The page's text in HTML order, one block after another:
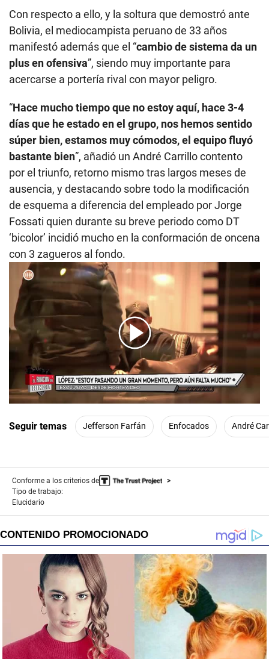
Con respecto a ello, y la soltura que demostró ante
Bolivia, el mediocampista peruano de 33 años
manifestó además que el “cambio de sistema da un
plus en ofensiva”, siendo muy importante para
acercarse a portería rival con mayor peligro.
“Hace mucho tiempo que no estoy aquí, hace 3-4
días que he estado en el grupo, nos hemos sentido
súper bien, estamos muy cómodos, el equipo fluyó
bastante bien”, añadió un André Carrillo contento
por el triunfo, retorno mismo tras largos meses de
ausencia, y destacando sobre todo la modificación
de esquema a diferencia del empleado por Jorge
Fossati quien durante su breve periodo como DT
‘bicolor’ incidió mucho en la conformación de oncena
con 3 zagueros al fondo.
00:00/01:42
Seguir temas Jefferson Farfán Enfocados André
Conforme a los criterios de
Tipo de trabajo:
Elucidario